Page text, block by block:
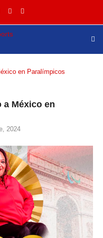
en Paralímpicos
a México en
2024